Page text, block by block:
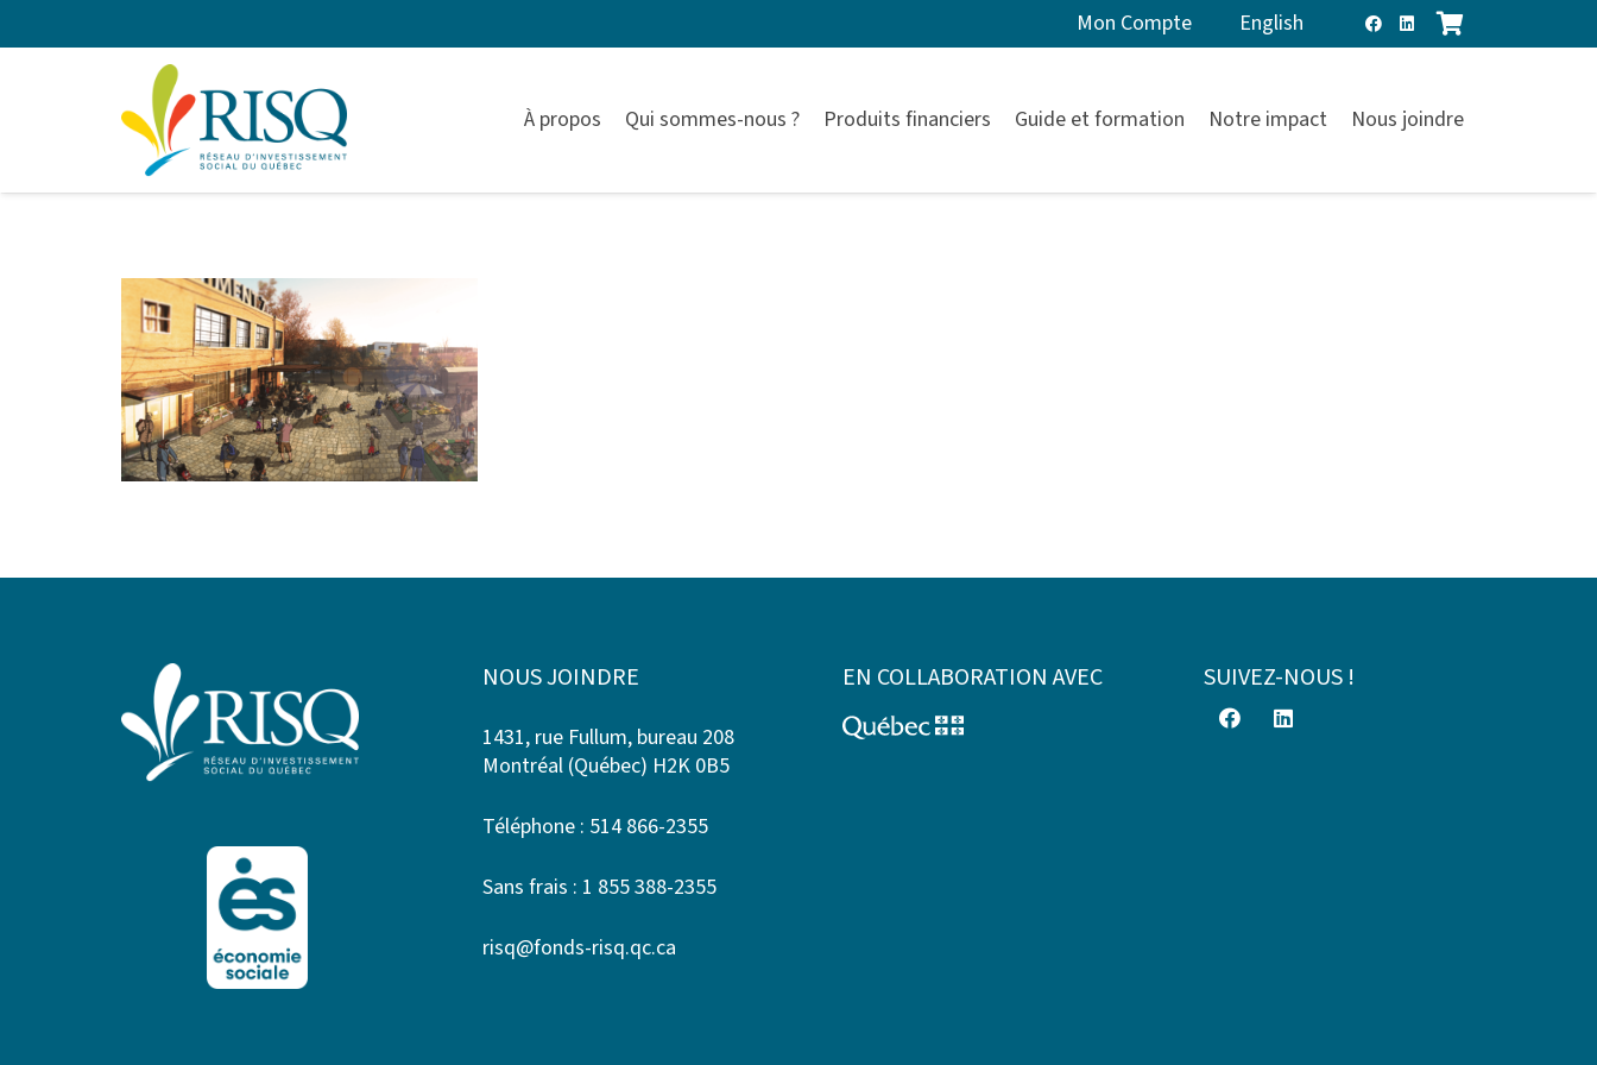
Mon Compte English
À propos Qui sommes-nous ? Produits financiers Guide et formation Notre impact Nous joindre
NOUS JOINDRE
1431, rue Fullum, bureau 208
Montréal (Québec) H2K 0B5
Téléphone : 514 866-2355
Sans frais : 1 855 388-2355
risq@fonds-risq.qc.ca
EN COLLABORATION AVEC SUIVEZ-NOUS !